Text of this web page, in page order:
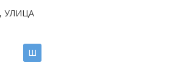
УЛИЦА
Ш